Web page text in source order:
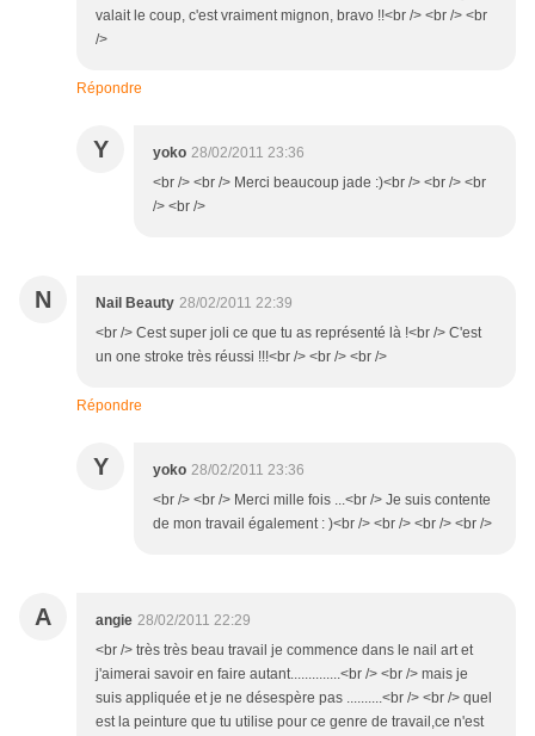
valait le coup, c'est vraiment mignon, bravo !!<br /> <br /> <br
/>
Répondre
Y yoko 28/02/2011 23:36
<br /> <br /> Merci beaucoup jade :)<br /> <br /> <br
/> <br />
N Nail Beauty 28/02/2011 22:39
<br /> Cest super joli ce que tu as représenté là !<br /> C'est
un one stroke très réussi !!!<br /> <br /> <br />
Répondre
Y yoko 28/02/2011 23:36
<br /> <br /> Merci mille fois ...<br /> Je suis contente
de mon travail également : )<br /> <br /> <br /> <br />
A angie 28/02/2011 22:29
<br /> très très beau travail je commence dans le nail art et
j'aimerai savoir en faire autant..............<br /> <br /> mais je
suis appliquée et je ne désespère pas ..........<br /> <br /> quel
est la peinture que tu utilise pour ce genre de travail,ce n'est